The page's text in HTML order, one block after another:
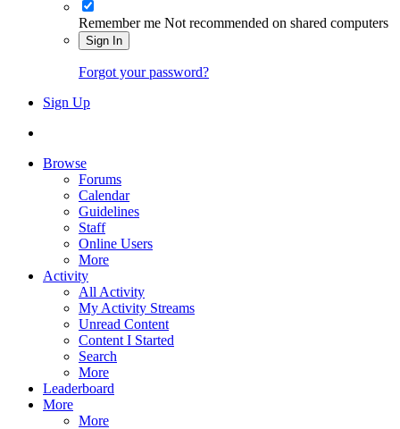
Remember me Not recommended on shared computers
Sign In
Forgot your password?
Sign Up
Browse
Forums
Calendar
Guidelines
Staff
Online Users
More
Activity
All Activity
My Activity Streams
Unread Content
Content I Started
Search
More
Leaderboard
More
More